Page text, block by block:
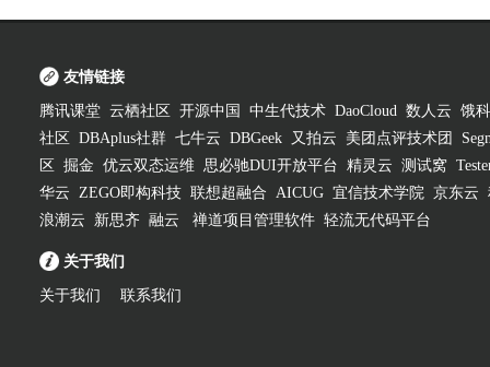
友情链接
腾讯课堂 云栖社区 开源中国 中生代技术 DaoCloud 数人云 饿
社区
DBAplus社群 七牛云 DBGeek 又拍云 美团点评技术团
区
掘金 优云双态运维 思必驰DUI开放平台 精灵云 测试窝
华云 ZEGO即构科技 联想超融合 AICUG 宜信技术学院 京东云
浪潮云
新思齐 融云 禅道项目管理软件 轻流无代码平台
关于我们
关于我们 联系我们